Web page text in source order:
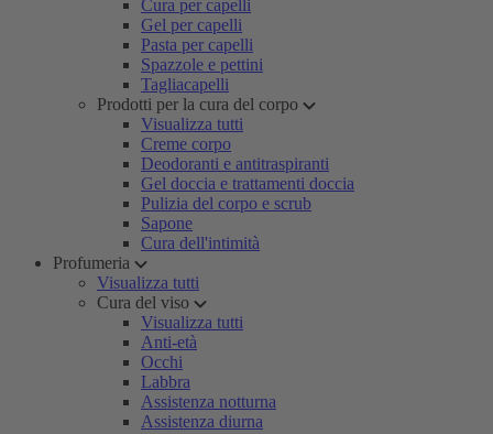
Cura per capelli
Gel per capelli
Pasta per capelli
Spazzole e pettini
Tagliacapelli
Prodotti per la cura del corpo
Visualizza tutti
Creme corpo
Deodoranti e antitraspiranti
Gel doccia e trattamenti doccia
Pulizia del corpo e scrub
Sapone
Cura dell'intimità
Profumeria
Visualizza tutti
Cura del viso
Visualizza tutti
Anti-età
Occhi
Labbra
Assistenza notturna
Assistenza diurna